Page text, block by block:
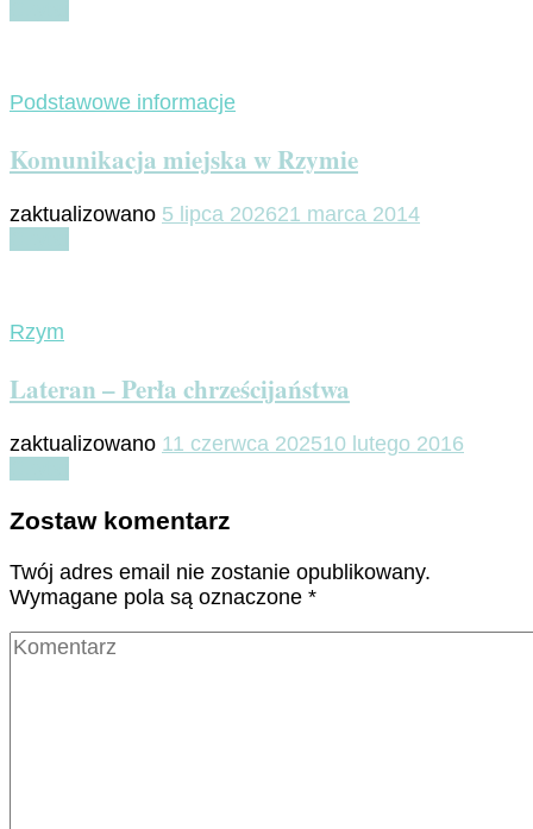
Podstawowe informacje
Komunikacja miejska w Rzymie
zaktualizowano 5 lipca 202621 marca 2014
Rzym
Lateran – Perła chrześcijaństwa
zaktualizowano 11 czerwca 202510 lutego 2016
Zostaw komentarz
Twój adres email nie zostanie opublikowany.
Wymagane pola są oznaczone *